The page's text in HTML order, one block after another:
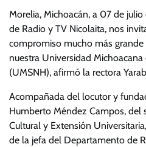
Morelia, Michoacán, a 07 de
de Radio y TV Nicolaita, nos
compromiso mucho más
nuestra Universidad
(UMSNH), afirmó la rectora
Acompañada del locutor y
Humberto Méndez Campos, del
Cultural y Extensión
de la jefa del Departamento de